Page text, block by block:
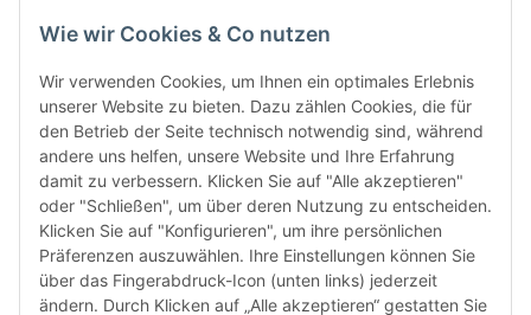
FÜR EUCH UNTERWEGS
Wie wir Cookies & Co nutzen
Wir verwenden Cookies, um Ihnen ein optimales Erlebnis
unserer Website zu bieten. Dazu zählen Cookies, die für
den Betrieb der Seite technisch notwendig sind, während
andere uns helfen, unsere Website und Ihre Erfahrung
damit zu verbessern. Klicken Sie auf "Alle akzeptieren"
oder "Schließen", um über deren Nutzung zu entscheiden.
Klicken Sie auf "Konfigurieren", um ihre persönlichen
Präferenzen auszuwählen. Ihre Einstellungen können Sie
über das Fingerabdruck-Icon (unten links) jederzeit
ändern. Durch Klicken auf „Alle akzeptieren“ gestatten Sie